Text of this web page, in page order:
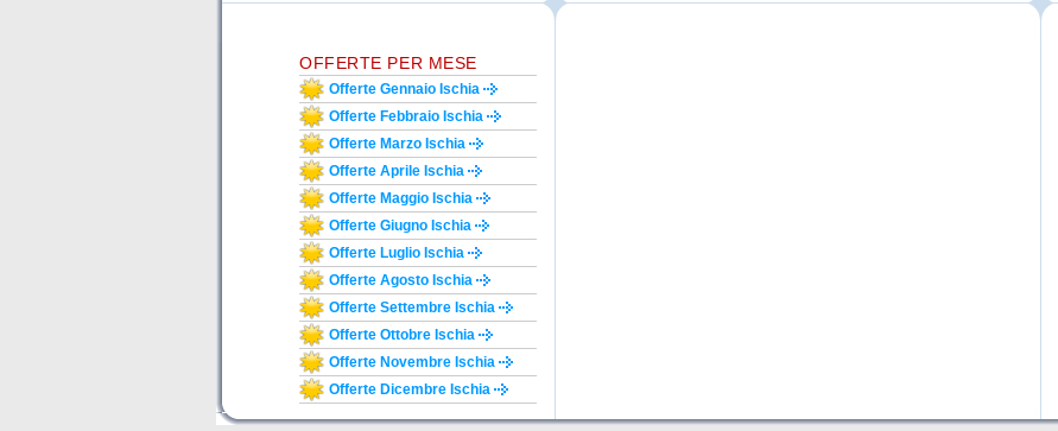
OFFERTE PER MESE
Offerte Gennaio Ischia
Offerte Febbraio Ischia
Offerte Marzo Ischia
Offerte Aprile Ischia
Offerte Maggio Ischia
Offerte Giugno Ischia
Offerte Luglio Ischia
Offerte Agosto Ischia
Offerte Settembre Ischia
Offerte Ottobre Ischia
Offerte Novembre Ischia
Offerte Dicembre Ischia